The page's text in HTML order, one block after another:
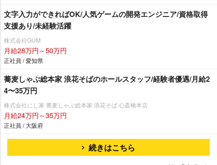
文字入力ができればOK/人気ゲームの開発エンジニア/資格取得
支援あり/未経験活躍
株式会社GUM
月給28万円～50万円
正社員 / 愛知県
蕎麦しゃぶ総本家 浪花そばのホールスタッフ/経験者優遇/月給2
4〜35万円
株式会社にし家 蕎麦しゃぶ総本家 浪花そば 心斎橋本店
月給24万円～35万円
正社員 / 大阪府
続きはこちら